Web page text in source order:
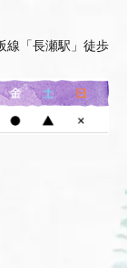
線「長瀬駅」徒歩